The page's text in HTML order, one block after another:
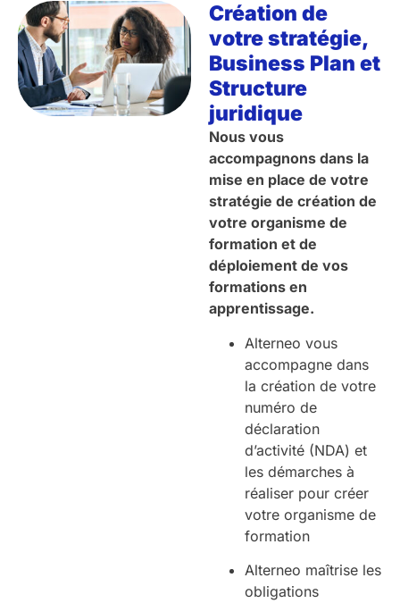
Création de
votre stratégie,
Business Plan et
Structure
juridique
Nous vous
accompagnons dans la
mise en place de votre
stratégie de création de
votre organisme de
formation et de
déploiement de vos
formations en
apprentissage.
Alterneo vous
accompagne dans
la création de votre
numéro de
déclaration
d’activité (NDA) et
les démarches à
réaliser pour créer
votre organisme de
formation
Alterneo maîtrise les
obligations